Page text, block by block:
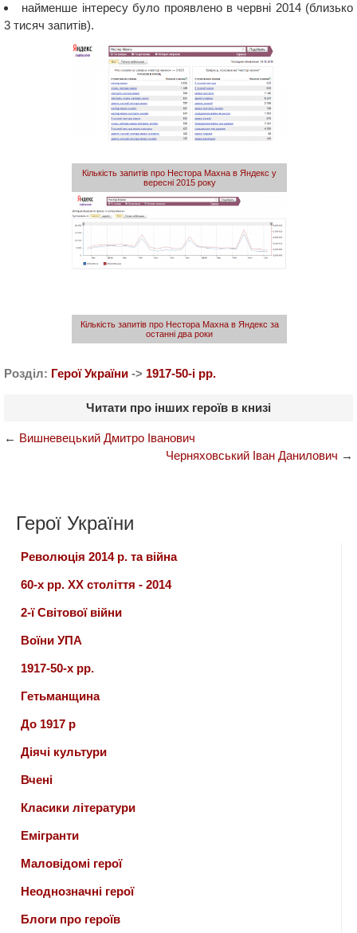
найменше інтересу було проявлено в червні 2014 (близько
3 тисяч запитів).
Кількість запитів про Нестора Махна в Яндекс у
вересні 2015 року
Кількість запитів про Нестора Махна в Яндекс за
останні два роки
Розділ: Герої України -> 1917-50-i рр.
Читати про інших героїв в книзі
← Вишневецький Дмитро Іванович
Черняховський Іван Данилович →
Герої України
Революція 2014 р. та війна
60-х рр. ХХ століття - 2014
2-ї Світової війни
Воїни УПА
1917-50-х рр.
Гетьманщина
До 1917 р
Діячі культури
Вчені
Класики літератури
Емігранти
Маловідомі герої
Неоднозначні герої
Блоги про героїв